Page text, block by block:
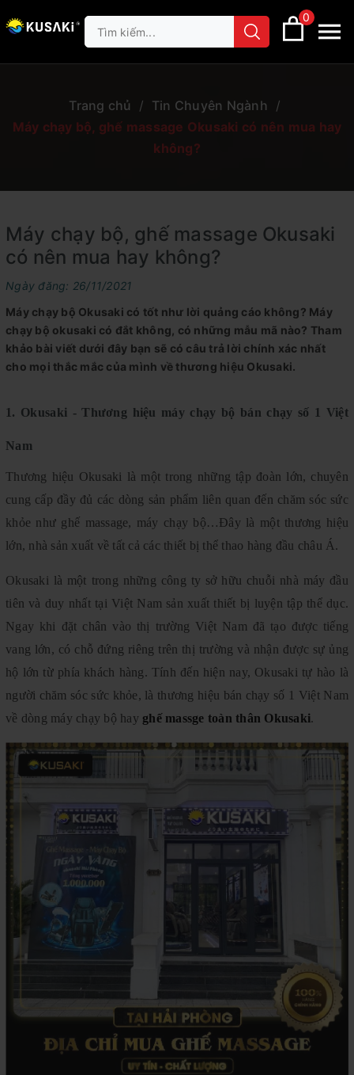
0
Trang chủ / Tin Chuyên Ngành
/
Máy chạy bộ, ghế massage Okusaki có nên mua hay
không?
Máy chạy bộ, ghế massage Okusaki
có nên mua hay không?
Ngày đăng: 26/11/2021
Máy chạy bộ Okusaki có tốt như lời quảng cáo không? Máy
chạy bộ okusaki có đắt không, có những mẫu mã nào? Tham
khảo bài viết dưới đây bạn sẽ có câu trả lời chính xác nhất
cho mọi thắc mắc của mình về thương hiệu Okusaki.
1. Okusaki - Thương hiệu máy chạy bộ bán chạy số 1 Việt
Nam
Thương hiệu Okusaki là một trong những tập đoàn lớn, chuyên
cung cấp đầy đủ các dòng sản phẩm liên quan đến chăm sóc sức
khỏe như ghế massage, máy chạy bộ…Đây là một thương hiệu
lớn, nhà sản xuất về tất cả các thiết bị thể thao hàng đầu châu Á.
Okusaki là một trong những công ty sở hữu chuỗi nhà máy đầu
tiên và duy nhất tại Việt Nam sản xuất thiết bị luyện tập thể dục.
Ngay khi đặt chân vào thị trường Việt Nam đã tạo được tiếng
vang lớn, có chỗ đứng riêng trên thị trường và nhận được sự ủng
hộ lớn từ phía khách hàng. Tính đến hiện nay, Okusaki tự hào là
người chăm sóc sức khỏe, là thương hiệu bán chạy số 1 Việt Nam
về dòng máy chạy bộ hay ghế massge toàn thân Okusaki.